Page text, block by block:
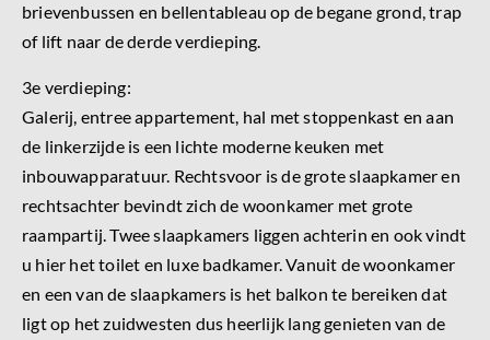
brievenbussen en bellentableau op de begane grond, trap
of lift naar de derde verdieping.
3e verdieping:
Galerij, entree appartement, hal met stoppenkast en aan
de linkerzijde is een lichte moderne keuken met
inbouwapparatuur. Rechtsvoor is de grote slaapkamer en
rechtsachter bevindt zich de woonkamer met grote
raampartij. Twee slaapkamers liggen achterin en ook vindt
u hier het toilet en luxe badkamer. Vanuit de woonkamer
en een van de slaapkamers is het balkon te bereiken dat
ligt op het zuidwesten dus heerlijk lang genieten van de